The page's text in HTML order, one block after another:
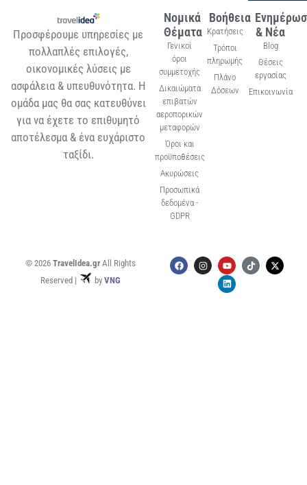
Προσφέρουμε υπηρεσίες με
πολλαπλές επιλογές,
οικονομικές λύσεις με
ασφάλεια & υπευθυνότητα. Η
ομάδα μας θα σας κατευθύνει
για να έχετε το επιθυμητό
αποτέλεσμα & ένα ευχάριστο
ταξίδι.
Νομικά
Θέματα
Γενικοί
όροι
συμμετοχής
Δικαιώματα
επιβατών
αεροπορικών
μεταφορών
Όροι και
προϋποθέσεις
Ακυρώσεις
Προσωπικά
δεδομένα -
GDPR
Βοήθεια
Κρατήσεις
Τρόποι
πληρωμής
Πλάνο
Δόσεων
& Νέα
Blog
Θέσεις
εργασίας
Επικοινωνία
© 2026 TravelIdea.grAll Rights
Reserved |
by VNG